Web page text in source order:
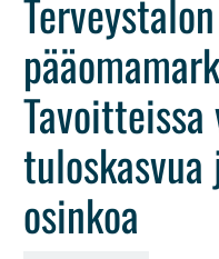
Terveystalon
Tavoitteissa
osinkoa